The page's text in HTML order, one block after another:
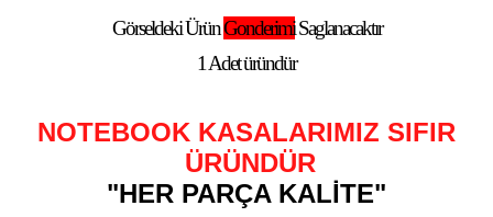
Görseldeki ÜrünGonderimiSaglanacaktır
1 Adet üründür
NOTEBOOK KASALARIMIZ SIFIR
ÜRÜNDÜR
"HER PARÇA KALİTE"